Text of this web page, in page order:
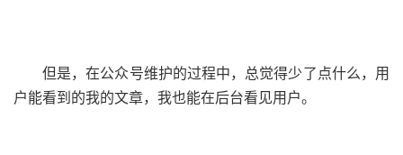
但是，在公众号维护的过程中，总觉得少了点什么，用
户能看到的我的文章，我也能在后台看见用户。